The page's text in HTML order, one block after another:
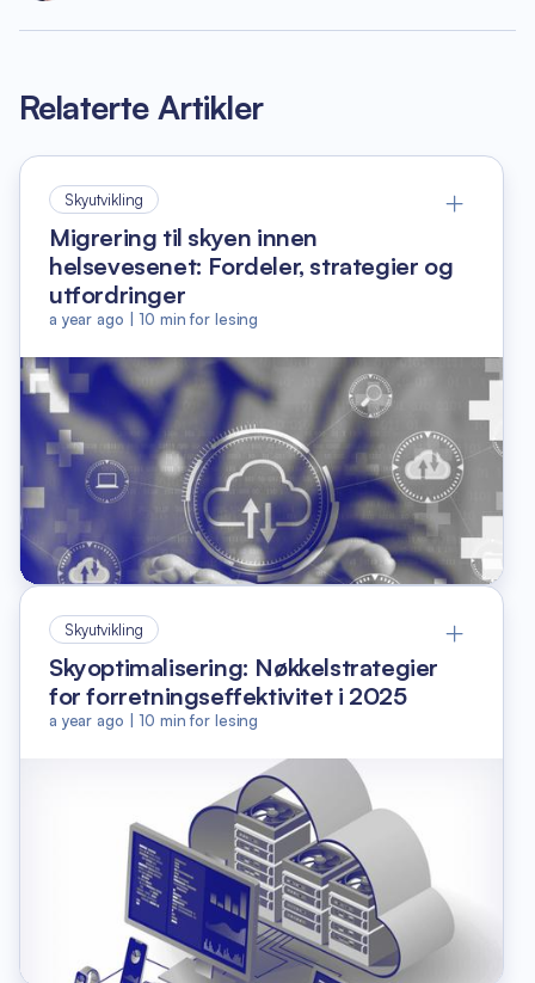
Relaterte Artikler
Skyutvikling
Migrering til skyen innen
helsevesenet: Fordeler, strategier og
utfordringer
a year ago |10 min for lesing
Skyutvikling
Skyoptimalisering: Nøkkelstrategier
for forretningseffektivitet i 2025
a year ago |10 min for lesing